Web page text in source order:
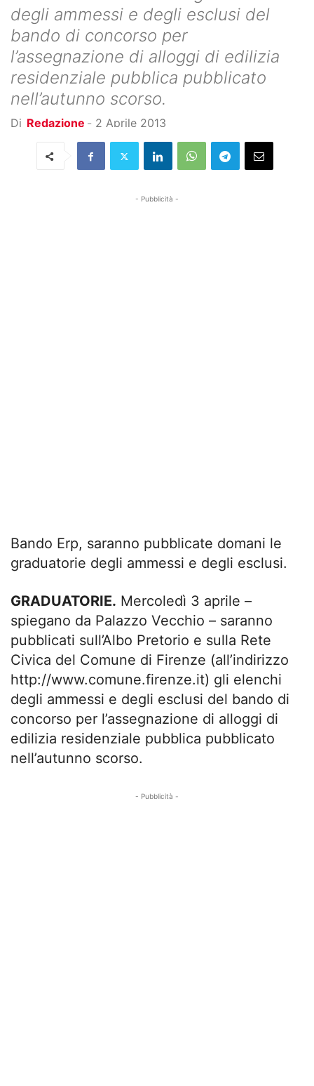
degli ammessi e degli esclusi del
bando di concorso per
l’assegnazione di alloggi di edilizia
residenziale pubblica pubblicato
nell’autunno scorso.
Di Redazione - 2 Aprile 2013
- Pubblicità -
Bando Erp, saranno pubblicate domani le
graduatorie degli ammessi e degli esclusi.
GRADUATORIE. Mercoledì 3 aprile –
spiegano da Palazzo Vecchio – saranno
pubblicati sull’Albo Pretorio e sulla Rete
Civica del Comune di Firenze (all’indirizzo
http://www.comune.firenze.it) gli elenchi
degli ammessi e degli esclusi del bando di
concorso per l’assegnazione di alloggi di
edilizia residenziale pubblica pubblicato
nell’autunno scorso.
- Pubblicità -